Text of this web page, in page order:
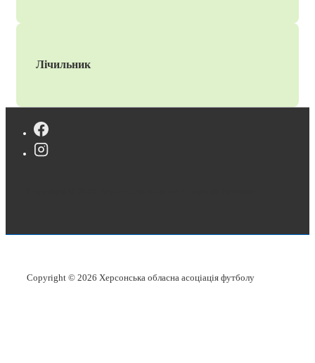
Лічильник
Copyright © 2026 Херсонська обласна асоціація футболу